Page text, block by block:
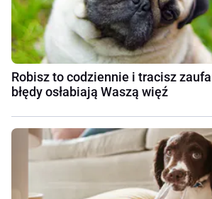
Robisz to codziennie i tracisz
błędy osłabiają Waszą więź